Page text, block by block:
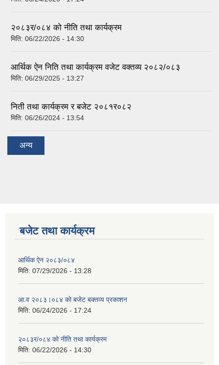
२०८३र/०८४ को नीति तथा कार्यक्रम
मिति: 06/22/2026 - 14:30
आर्थिक ऐन निति तथा कार्यक्रम वजेट वक्तव्य २०८२/०८३
मिति: 06/29/2025 - 13:27
निती तथा कार्यक्रम र बजेट २०८१र०८२
मिति: 06/26/2024 - 13:54
अन्य
बजेट तथा कार्यक्रम
आर्थिक ऐन २०८३/०८४
मिति: 07/29/2026 - 13:28
आ.व २०८३।०८४ को बजेट बक्तव्य प्रकाशन
मिति: 06/24/2026 - 17:24
२०८३र/०८४ को नीति तथा कार्यक्रम
मिति: 06/22/2026 - 14:30